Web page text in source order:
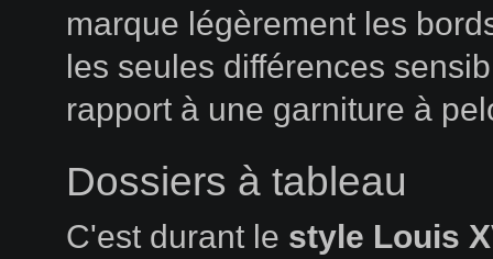
marque légèrement les
les seules différences
rapport à une garniture à
Dossiers à tableau
C'est durant le style Louis